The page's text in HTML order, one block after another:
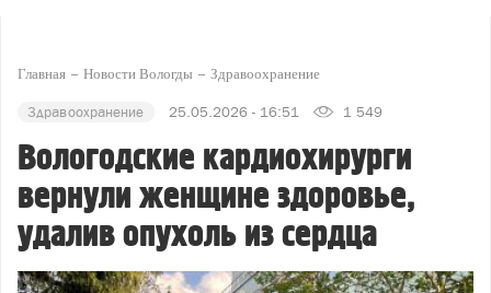
Главная Новости Вологды Здравоохранение
Здравоохранение 25.05.2026 - 16:51 1 549
Вологодские кардиохирурги
вернули женщине здоровье,
удалив опухоль из сердца